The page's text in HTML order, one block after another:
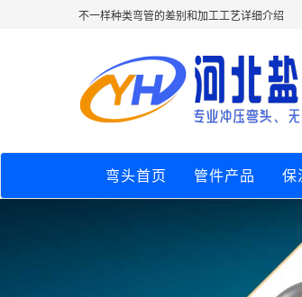
不一样种类弯管的差别和加工工艺详细介绍
弯头首页 管件产品 保